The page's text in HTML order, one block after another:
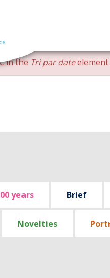
in theTri par dateelement
years Brief
Novelties